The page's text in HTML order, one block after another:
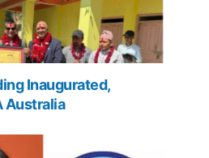
Inaugurated,
Australia